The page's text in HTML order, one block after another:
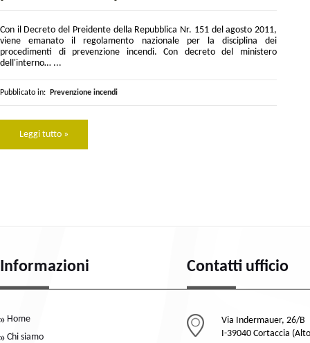
Con il Decreto del Preidente della Repubblica Nr. 151 del agosto 2011,
viene emanato il regolamento nazionale per la disciplina dei
procedimenti di prevenzione incendi. Con decreto del ministero
dell'interno… ...
Pubblicato in: Prevenzione incendi
Leggi tutto »
Informazioni
Home
Chi siamo
Contatti ufficio
Via Indermauer, 26/B
I-39040 Cortaccia